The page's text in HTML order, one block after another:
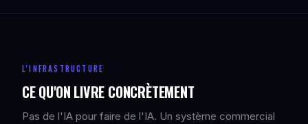
L'INFRASTRUCTURE
CE QU'ON LIVRE CONCRÈTEMENT
Pas de l'IA pour faire de l'IA. Un système commercial